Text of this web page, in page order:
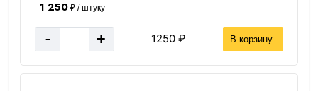
1 250₽ / штуку
- + 1250 ₽ В корзину